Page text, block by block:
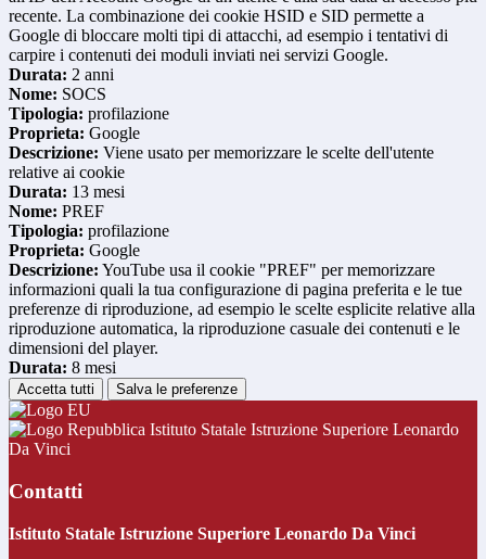
recente. La combinazione dei cookie HSID e SID permette a
Google di bloccare molti tipi di attacchi, ad esempio i tentativi di
carpire i contenuti dei moduli inviati nei servizi Google.
Durata: 2 anni
Nome: SOCS
Tipologia: profilazione
Proprieta: Google
Descrizione: Viene usato per memorizzare le scelte dell'utente
relative ai cookie
Durata: 13 mesi
Nome: PREF
Tipologia: profilazione
Proprieta: Google
Descrizione: YouTube usa il cookie "PREF" per memorizzare
informazioni quali la tua configurazione di pagina preferita e le tue
preferenze di riproduzione, ad esempio le scelte esplicite relative alla
riproduzione automatica, la riproduzione casuale dei contenuti e le
dimensioni del player.
Durata: 8 mesi
Accetta tutti Salva le preferenze
Istituto Statale Istruzione Superiore Leonardo
Da Vinci
Contatti
Istituto Statale Istruzione Superiore Leonardo Da Vinci